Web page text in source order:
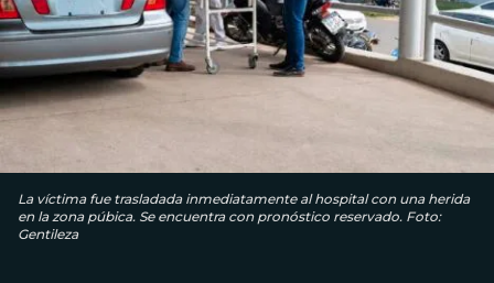
La víctima fue trasladada inmediatamente al hospital con una herida
en la zona púbica. Se encuentra con pronóstico reservado. Foto:
Gentileza